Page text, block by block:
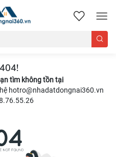
nhadatdongnai360.vn
404!
tìm không tồn tại
hotro@nhadatdongnai360.vn